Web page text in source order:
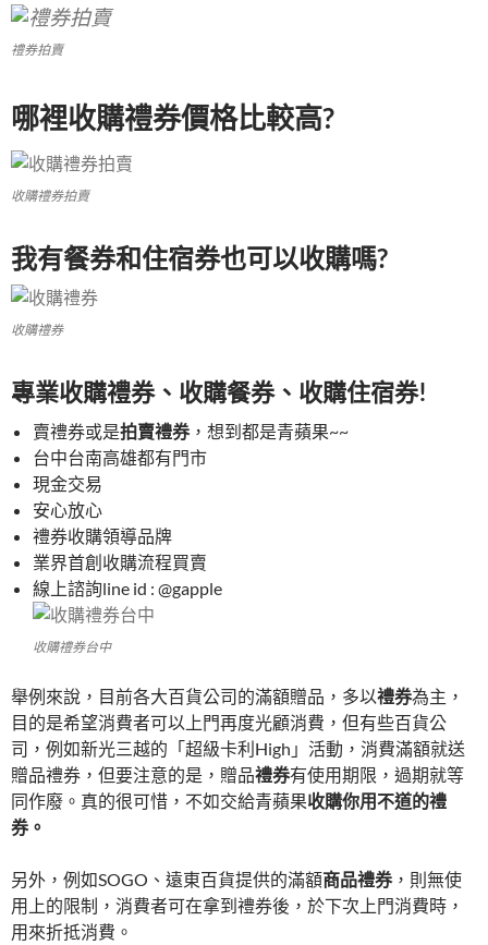
禮券拍賣
哪裡收購禮券價格比較高?
收購禮券拍賣
我有餐券和住宿券也可以收購嗎?
收購禮券
專業收購禮券、收購餐券、收購住宿券!
賣禮券或是拍賣禮券，想到都是青蘋果~~
台中台南高雄都有門市
現金交易
安心放心
禮券收購領導品牌
業界首創收購流程買賣
線上諮詢line id : @gapple
收購禮券台中
舉例來說，目前各大百貨公司的滿額贈品，多以禮券為主，
目的是希望消費者可以上門再度光顧消費，但有些百貨公
司，例如新光三越的「超級卡利High」活動，消費滿額就送
贈品禮券，但要注意的是，贈品禮券有使用期限，過期就等
同作廢。真的很可惜，不如交給青蘋果收購你用不道的禮
券。
另外，例如SOGO、遠東百貨提供的滿額商品禮券，則無使
用上的限制，消費者可在拿到禮券後，於下次上門消費時，
用來折抵消費。